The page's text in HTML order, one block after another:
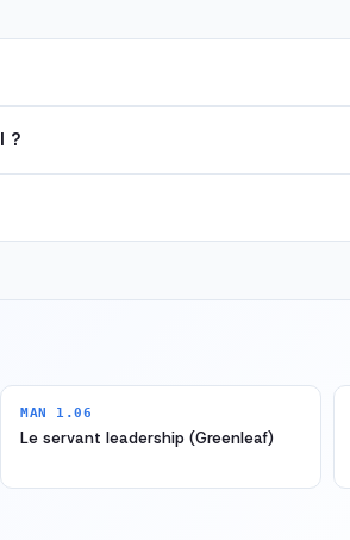
?
MAN 1.06
Le servant leadership (Greenleaf)